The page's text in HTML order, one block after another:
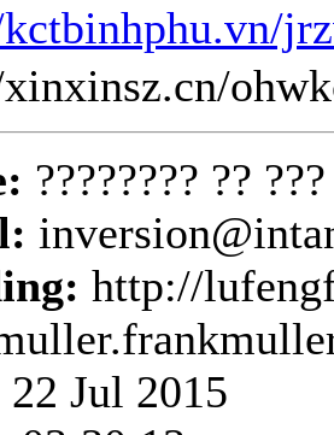
???????? ?? ???
http://
22 Jul 2015